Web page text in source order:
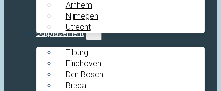
Arnhem
Nijmegen
Utrecht
Outplacement
Tilburg
Eindhoven
Den Bosch
Breda